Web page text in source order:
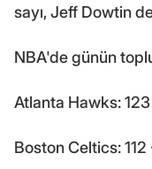
sayı, Jeff Dowtin
NBA'de günün
Atlanta Hawks:
Boston Celtics: